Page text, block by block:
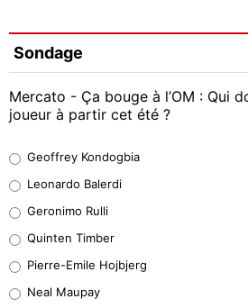
Sondage
Mercato - Ça bouge à l’OM : Qui
joueur à partir cet été ?
38%
32%
5%
Geoffrey Kondogbia
Leonardo Balerdi
Geronimo Rulli
Quinten Timber
Pierre-Emile Hojbjerg
Neal Maupay